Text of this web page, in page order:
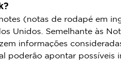
(notas de rodapé em
Unidos. Semelhante às
informações
poderão apontar